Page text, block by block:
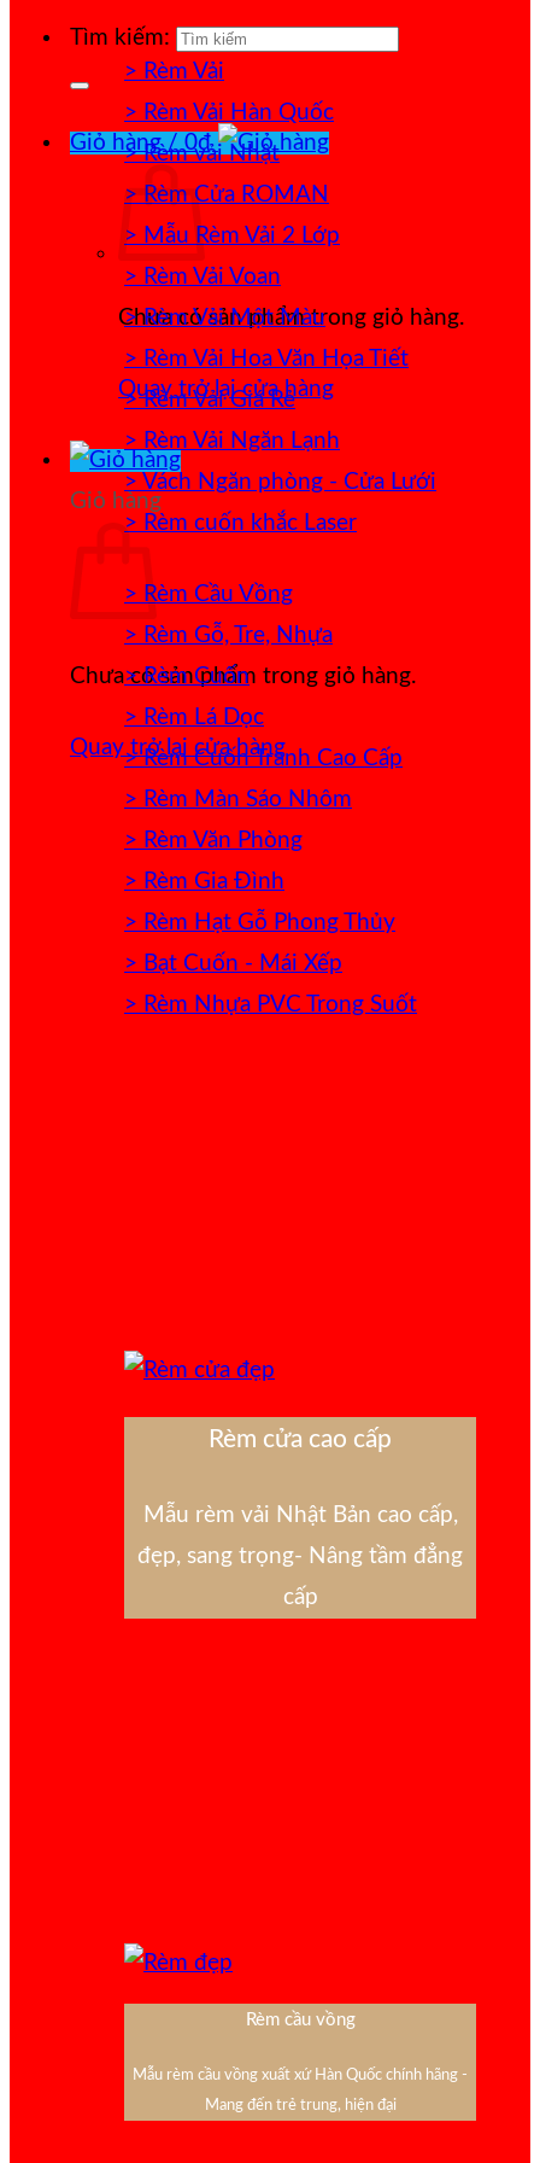
Tìm kiếm:
Giỏ hàng /0₫
Chưa có sản phẩm trong giỏ hàng.
Quay trở lại cửa hàng
Giỏ hàng
Chưa có sản phẩm trong giỏ hàng.
Quay trở lại cửa hàng
> Rèm Vải
> Rèm Vải Hàn Quốc
> Rèm vải Nhật
> Rèm Cửa ROMAN
> Mẫu Rèm Vải 2 Lớp
> Rèm Vải Voan
> Rèm Vải Một Màu
> Rèm Vải Hoa Văn Họa Tiết
> Rèm Vải Giá Rẻ
> Rèm Vải Ngăn Lạnh
> Vách Ngăn phòng - Cửa Lưới
> Rèm cuốn khắc Laser
> Rèm Cầu Vồng
> Rèm Gỗ, Tre, Nhựa
> Rèm Cuốn
> Rèm Lá Dọc
> Rèm Cuốn Tranh Cao Cấp
> Rèm Màn Sáo Nhôm
> Rèm Văn Phòng
> Rèm Gia Đình
> Rèm Hạt Gỗ Phong Thủy
> Bạt Cuốn - Mái Xếp
> Rèm Nhựa PVC Trong Suốt
Rèm cửa cao cấp
Mẫu rèm vải Nhật Bản cao cấp,
đẹp, sang trọng- Nâng tầm đẳng
cấp
Rèm cầu vồng
Mẫu rèm cầu vồng xuất xứ Hàn Quốc chính hãng -
Mang đến trẻ trung, hiện đại